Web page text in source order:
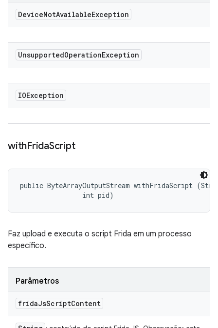
DeviceNotAvailableException
UnsupportedOperationException
IOException
withFridaScript
public ByteArrayOutputStream withFridaScript
                int pid)
Faz upload e executa o script Frida em um processo
específico.
Parâmetros
fridaJsScriptContent